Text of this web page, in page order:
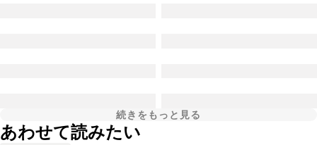
続きをもっと見る
あわせて読みたい